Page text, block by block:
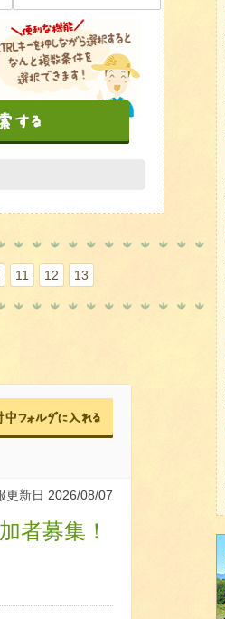
11 12 13
更新日 2026/08/07
者募集！